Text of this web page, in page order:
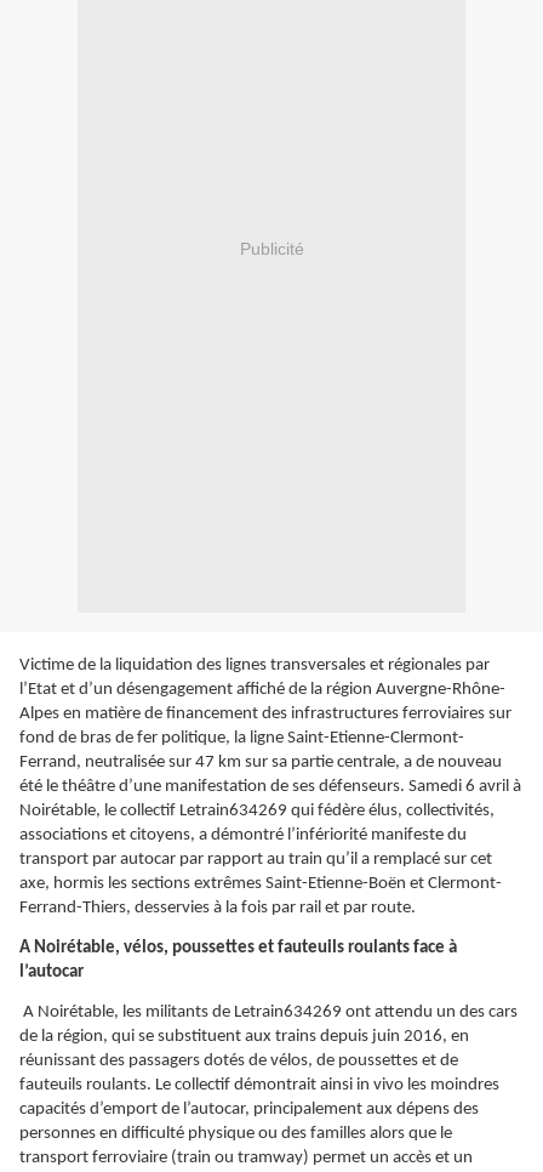
Publicité
Victime de la liquidation des lignes transversales et régionales par
l’Etat et d’un désengagement affiché de la région Auvergne-Rhône-
Alpes en matière de financement des infrastructures ferroviaires sur
fond de bras de fer politique, la ligne Saint-Etienne-Clermont-
Ferrand, neutralisée sur 47 km sur sa partie centrale, a de nouveau
été le théâtre d’une manifestation de ses défenseurs. Samedi 6 avril à
Noirétable, le collectif Letrain634269 qui fédère élus, collectivités,
associations et citoyens, a démontré l’infériorité manifeste du
transport par autocar par rapport au train qu’il a remplacé sur cet
axe, hormis les sections extrêmes Saint-Etienne-Boën et Clermont-
Ferrand-Thiers, desservies à la fois par rail et par route.
A Noirétable, vélos, poussettes et fauteuils roulants face à
l’autocar
A Noirétable, les militants de Letrain634269 ont attendu un des cars
de la région, qui se substituent aux trains depuis juin 2016, en
réunissant des passagers dotés de vélos, de poussettes et de
fauteuils roulants. Le collectif démontrait ainsi in vivo les moindres
capacités d’emport de l’autocar, principalement aux dépens des
personnes en difficulté physique ou des familles alors que le
transport ferroviaire (train ou tramway) permet un accès et un